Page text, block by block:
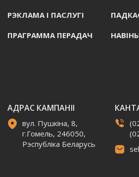
РЭКЛАМА I ПАСЛУГI
ПРАГРАММА ПЕРАДАЧ
АДРАС КАМПАНІІ
вул. Пушкіна, 8,
г.Гомель, 246050,
Рэспубліка Беларусь